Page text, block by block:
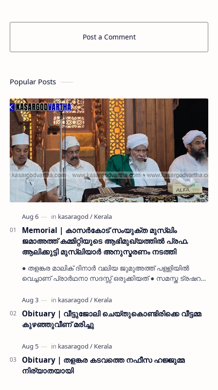
Post a Comment
Popular Posts
Memorial | കാസർകോട് സംയുക്ത മുസ്ലിം
ജമാഅത്ത് കമ്മിറ്റിയുടെ ആഭിമുഖ്യത്തിൽ പ്രഫ.
ആലിക്കുട്ടി മുസ്ലിയാർ അനുസ്മരണം നടത്തി
● തളങ്കര മാലിക് ദിനാർ വലിയ ജുമുഅത്ത് പള്ളിയിൽ
വെച്ചാണ് പ്രാർഥനാ സദസ്സ് ഒരുക്കിയത് ● സമസ്ത ട്രഷറർ
നൽകി കാസ…
Obituary | വീട്ടുജോലി ചെയ്തുകൊണ്ടിരിക്കെ വീട്ടമ്മ
കുഴഞ്ഞുവീണ് മരിച്ചു
Obituary | തളങ്കര കടവത്തെ നഫീസ ഹജ്ജുമ്മ
നിര്യാതയായി